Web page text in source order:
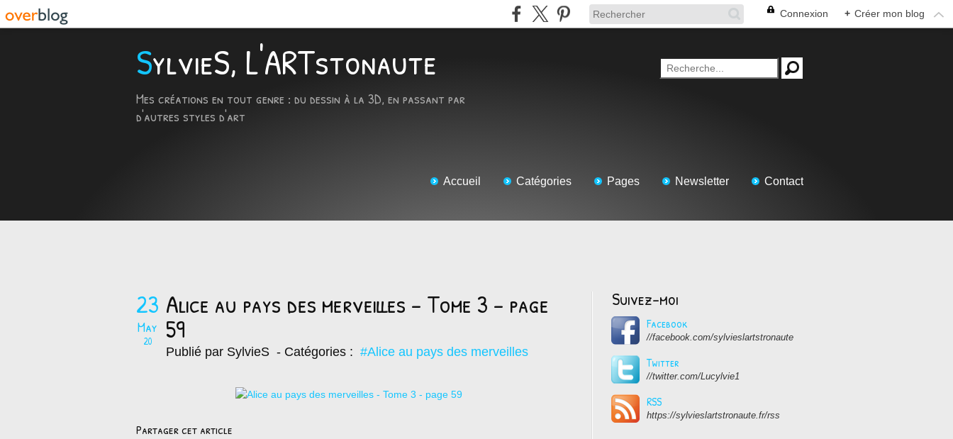
Connexion + Créer mon blog
SylvieS, L'ARTstonaute
Mes créations en tout genre : du dessin à la 3D, en passant par
d'autres styles d'art
Accueil Catégories Pages Newsletter Contact
23
May
20
Alice au pays des merveilles - Tome 3 - page
59
Publié par SylvieS - Catégories : #Alice au pays des merveilles
Partager cet article
Suivez-moi
Facebook
//facebook.com/sylvieslartstronaute
Twitter
//twitter.com/Lucylvie1
RSS
https://sylvieslartstronaute.fr/rss